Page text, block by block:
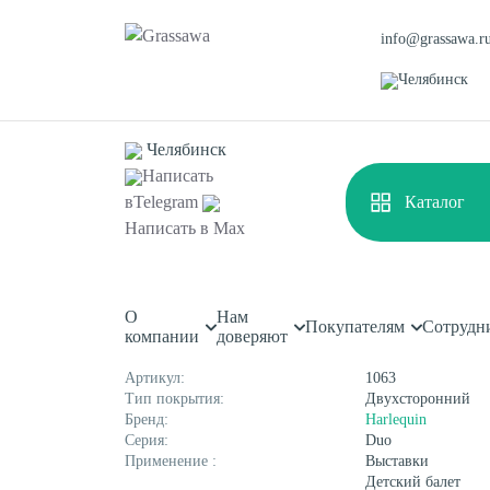
Челябинск
Челябинск
Написать
вTelegram
Написать в Max
Каталог
О
компании
Нам
доверяют
Покупателям
Спортивная
Декоративная
Цветная
Монофиламентная
Фибриллированная
Каталог Сценические покрытия
Характеристики
Артикул:
1063
Тип покрытия:
Двухсторонний
Бренд:
Harlequin
Серия:
Duo
Применение :
Выставки
Детский балет